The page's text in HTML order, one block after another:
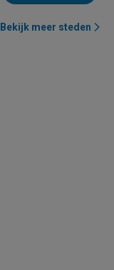
Bekijk meer steden